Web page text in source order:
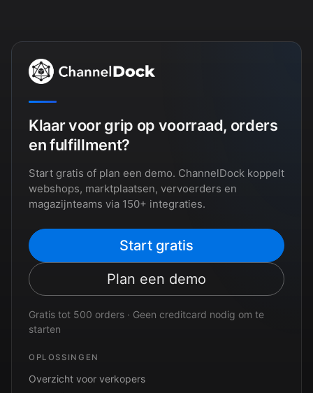
Klaar voor grip op voorraad, orders
en fulfillment?
Start gratis of plan een demo. ChannelDock koppelt
webshops, marktplaatsen, vervoerders en
magazijnteams via 150+ integraties.
Start gratis
Plan een demo
Gratis tot 500 orders · Geen creditcard nodig om te
starten
OPLOSSINGEN
Overzicht voor verkopers